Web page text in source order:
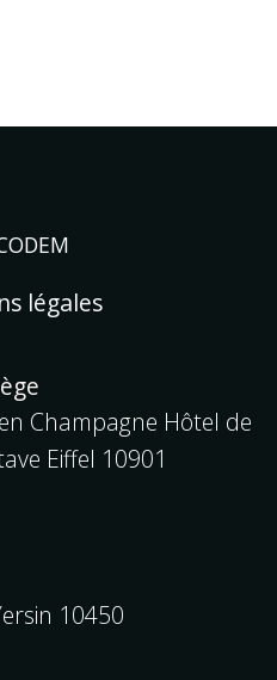
légales
Champagne Hôtel de
Eiffel 10901
10450